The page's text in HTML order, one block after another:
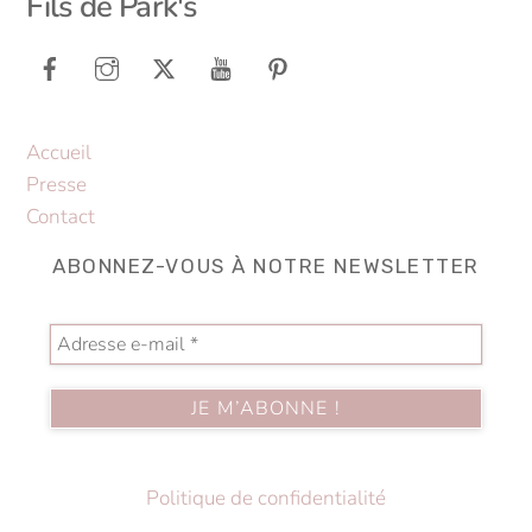
Top
Accueil
Presse
Contact
ABONNEZ-VOUS À NOTRE NEWSLETTER
Politique de confidentialité